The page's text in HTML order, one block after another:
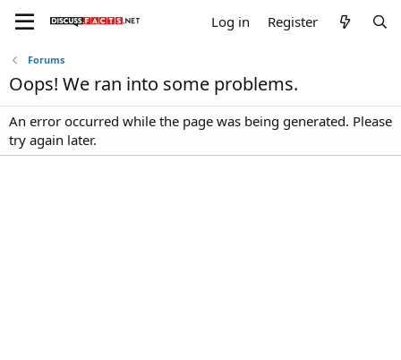
Log in Register
Forums
Oops! We ran into some problems.
An error occurred while the page was being generated. Please
try again later.